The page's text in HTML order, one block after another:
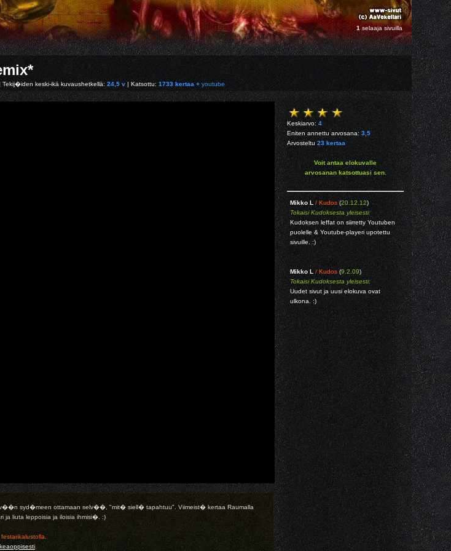
1 selaaja sivuilla
Tekij�iden keski-ikä kuvaushetkellä: 24,5 v | Katsottu: 1733 kertaa + youtube
syd�meen ottamaan selv��, "mit� siell� tapahtuu". Viimeist� kertaa Raumalla
ja liuta leppoisia ja iloisia ihmisi�. :)
Keskiarvo: 4
Eniten annettu arvosana: 3,5
Arvosteltu 23 kertaa
Voit antaa elokuvalle
arvosanan katsottuasi sen.
Mikko L / Kudos (20.12.12)
Tokaisi Kudoksesta yleisesti:
Kudoksen leffat on siirretty Youtuben
puolelle & Youtube-playeri upotettu
sivuille. :)
Mikko L / Kudos (9.2.09)
Tokaisi Kudoksesta yleisesti:
Uudet sivut ja uusi elokuva ovat
ulkona. :)